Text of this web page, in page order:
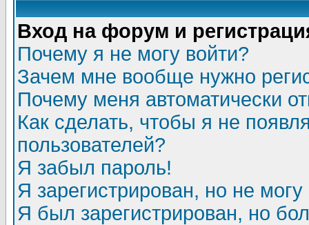
Вход на форум и
Почему я не могу войти?
Зачем мне вообще нужно
Почему меня автоматически
Как сделать, чтобы я не
пользователей?
Я забыл пароль!
Я зарегистрирован, но не могу
Я был зарегистрирован, но